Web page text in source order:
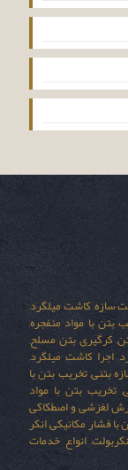
سازه, کاشت میلگرد,
بتن با مواد منفجره,
کرگیری بتن مسلح,
اجرا کاشت میلگرد,
بتنی, تخریب بتن با
تخریب بتن با مواد
لغزشی و اصطکاکی
فشار مکانیکی, انکر
انواع خدمات